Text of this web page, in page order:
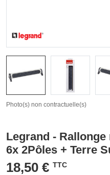
Photo(s) non contractuelle(s)
Legrand -
6x 2Pôles + Terre
18,50 € TTC